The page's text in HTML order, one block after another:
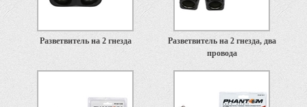
Разветвитель на 2 гнезда
Разветвитель на 2 гнезда, два
провода